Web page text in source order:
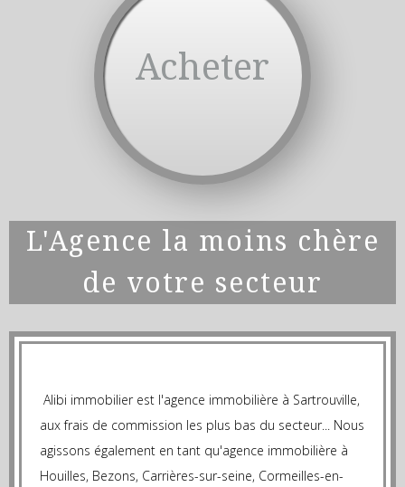
Acheter
L'Agence la moins chère
de votre secteur
Alibi immobilier est l'agence immobilière à Sartrouville,
aux frais de commission les plus bas du secteur... Nous
agissons également en tant qu'agence immobilière à
Houilles, Bezons, Carrières-sur-seine, Cormeilles-en-